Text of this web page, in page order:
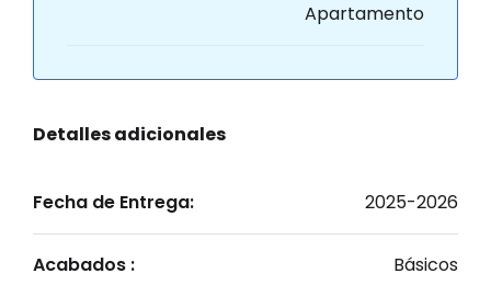
Apartamento
Detalles adicionales
Fecha de Entrega: 2025-2026
Acabados : Básicos